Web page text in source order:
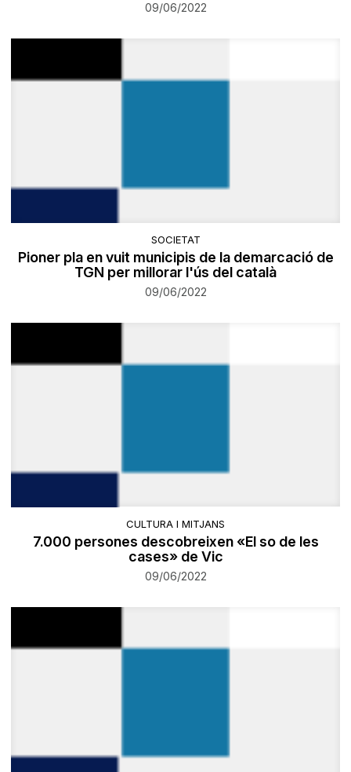
09/06/2022
SOCIETAT
Pioner pla en vuit municipis de la demarcació de
TGN per millorar l'ús del català
09/06/2022
CULTURA I MITJANS
​7.000 persones descobreixen «El so de les
cases» de Vic
09/06/2022